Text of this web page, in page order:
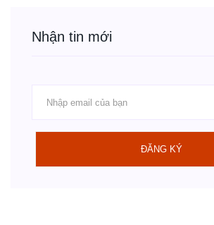
Nhận tin mới
ĐĂNG KÝ